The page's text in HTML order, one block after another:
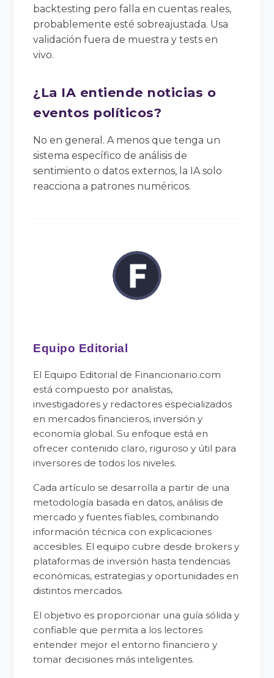
backtesting pero falla en cuentas reales,
probablemente esté sobreajustada. Usa
validación fuera de muestra y tests en
vivo.
¿La IA entiende noticias o
eventos políticos?
No en general. A menos que tenga un
sistema específico de análisis de
sentimiento o datos externos, la IA solo
reacciona a patrones numéricos.
Equipo Editorial
El Equipo Editorial de Financionario.com
está compuesto por analistas,
investigadores y redactores especializados
en mercados financieros, inversión y
economía global. Su enfoque está en
ofrecer contenido claro, riguroso y útil para
inversores de todos los niveles.
Cada artículo se desarrolla a partir de una
metodología basada en datos, análisis de
mercado y fuentes fiables, combinando
información técnica con explicaciones
accesibles. El equipo cubre desde brokers y
plataformas de inversión hasta tendencias
económicas, estrategias y oportunidades en
distintos mercados.
El objetivo es proporcionar una guía sólida y
confiable que permita a los lectores
entender mejor el entorno financiero y
tomar decisiones más inteligentes.